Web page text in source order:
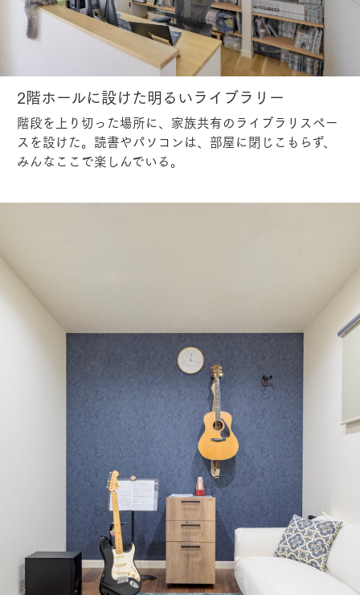
2階ホールに設けた明るいライブラリー
階段を上り切った場所に、家族共有のライブラリスペー
スを設けた。読書やパソコンは、部屋に閉じこもらず、
みんなここで楽しんでいる。